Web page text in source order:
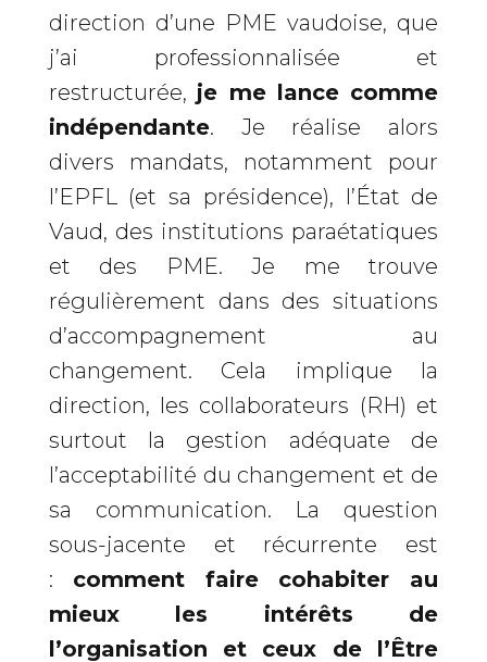
direction d’une PME vaudoise, que
j’ai professionnalisée et
restructurée, je me lance comme
indépendante. Je réalise alors
divers mandats, notamment pour
l’EPFL (et sa présidence), l’État de
Vaud, des institutions paraétatiques
et des PME. Je me trouve
régulièrement dans des situations
d’accompagnement au
changement. Cela implique la
direction, les collaborateurs (RH) et
surtout la gestion adéquate de
l’acceptabilité du changement et de
sa communication. La question
sous-jacente et récurrente est
:
comment faire cohabiter au
mieux les intérêts de
l’organisation et ceux de l’Être